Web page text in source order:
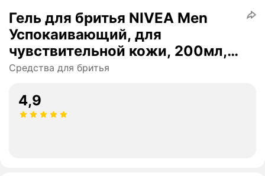
Гель для бритья NIVEA Men
Успокаивающий, для
чувствительной кожи, 200мл,
Польша
Средства для бритья
4,9